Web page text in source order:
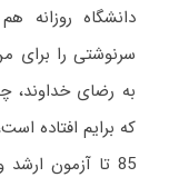
دانشگاه روزانه
سرنوشتی را برای
به رضای خداوند،
که برایم افتاده
85 تا آزمون